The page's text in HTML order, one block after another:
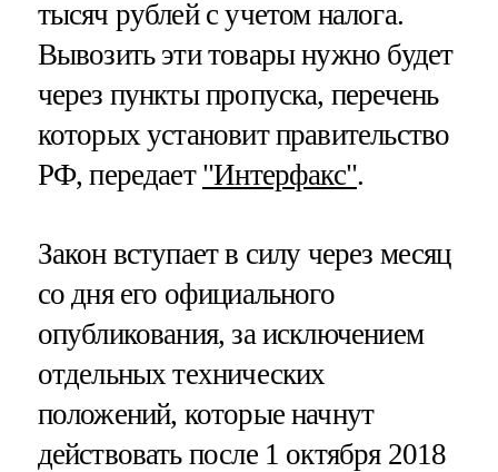
тысяч рублей с учетом налога.
Вывозить эти товары нужно будет
через пункты пропуска, перечень
которых установит правительство
РФ, передает "Интерфакс".
Закон вступает в силу через месяц
со дня его официального
опубликования, за исключением
отдельных технических
положений, которые начнут
действовать после 1 октября 2018